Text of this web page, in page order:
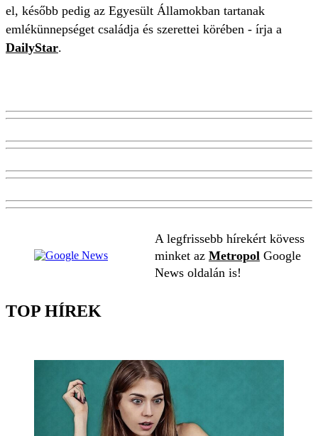
el, később pedig az Egyesült Államokban tartanak
emlékünnepséget családja és szerettei körében - írja a
DailyStar.
A legfrissebb hírekért kövess
minket az Metropol Google
News oldalán is!
TOP HÍREK